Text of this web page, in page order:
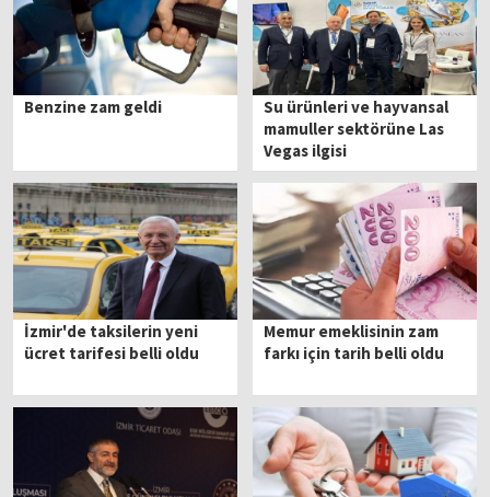
Benzine zam geldi
Su ürünleri ve hayvansal
mamuller sektörüne Las
Vegas ilgisi
İzmir'de taksilerin yeni
ücret tarifesi belli oldu
Memur emeklisinin zam
farkı için tarih belli oldu